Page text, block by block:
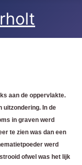
aan de oppervlakte.
uitzondering. In de
in graven werd
te zien was dan een
werd
ofwel was het lijk